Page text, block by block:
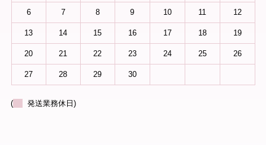
6 7 8 9 10 11 12
13 14 15 16 17 18 19
20 21 22 23 24 25 26
27 28 29 30
( 発送業務休日)